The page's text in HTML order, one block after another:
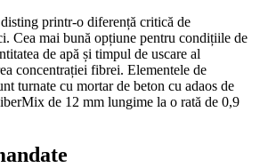
printr-o diferență critică de
Cea mai bună opțiune pentru condițiile de
de apă și timpul de uscare al
concentrației fibrei. Elementele de
turnate cu mortar de beton cu adaos de
de 12 mm lungime la o rată de 0,9